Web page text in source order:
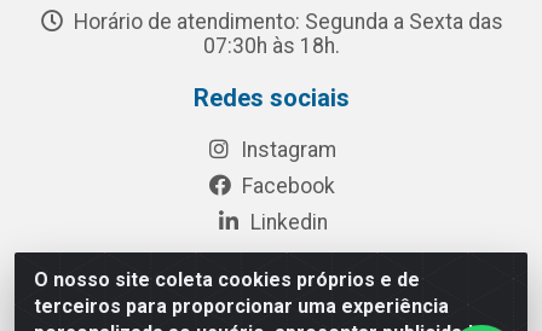
O nosso site coleta cookies próprios e de
terceiros para proporcionar uma experiência
Horário de atendimento: Segunda a Sexta das
07:30h às 18h.
Redes sociais
Instagram
Facebook
Linkedin
Rua Chipuê, 117 - S. Miguel Paulista São Paulo/SP - CEP